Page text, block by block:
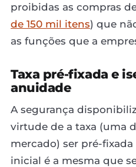
proibidas as compras
de 150 mil itens) que
as funções que a
Taxa pré-fixada e
anuidade
A segurança
virtude de a taxa (uma
mercado) ser pré-
inicial é a mesma que